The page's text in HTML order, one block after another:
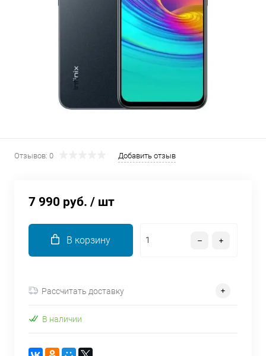
Отзывов: 0 Добавить отзыв
7 990 руб. / шт
В корзину
Рассчитать доставку
В наличии
выбранный способом
Оставшиеся
списываться
с вашей карты
25%каждые 2 недели
недели
Остались вопросы?
8 800 302-02-51